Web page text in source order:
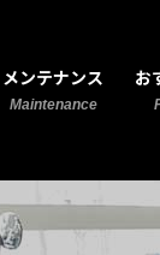
メンテナンス
Maintenance
お